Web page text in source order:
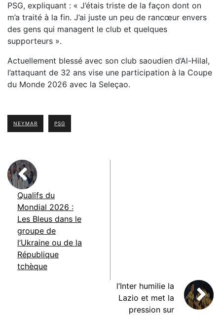
PSG, expliquant : « J’étais triste de la façon dont on
m’a traité à la fin. J’ai juste un peu de rancœur envers
des gens qui managent le club et quelques
supporteurs ».
Actuellement blessé avec son club saoudien d’Al-Hilal,
l’attaquant de 32 ans vise une participation à la Coupe
du Monde 2026 avec la Seleçao.
NEYMAR PSG
Qualifs du
Mondial 2026 :
Les Bleus dans le
groupe de
l’Ukraine ou de la
République
tchèque
l’Inter humilie la
Lazio et met la
pression sur